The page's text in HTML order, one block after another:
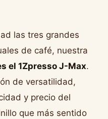
las tres grandes
de café, nuestra
el 1Zpresso J-Max.
de versatilidad,
y precio del
que más sentido